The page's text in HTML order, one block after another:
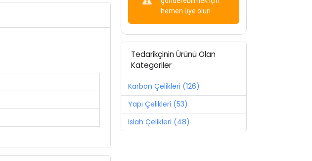
hemen üye olun
Tedarikçinin Ürünü Olan
Kategoriler
Karbon Çelikleri (126)
Yapı Çelikleri (53)
Islah Çelikleri (48)